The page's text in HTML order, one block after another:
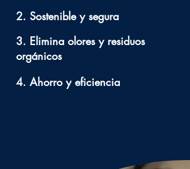
2. Sostenible y segura
3. Elimina olores y residuos
orgánicos
4. Ahorro y eficiencia